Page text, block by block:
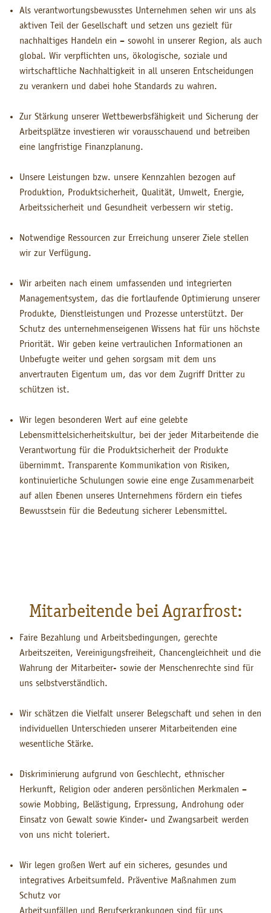
Als verantwortungsbewusstes Unternehmen sehen wir uns als
aktiven Teil der Gesellschaft und setzen uns gezielt für
nachhaltiges Handeln ein – sowohl in unserer Region, als auch
global. Wir verpflichten uns, ökologische, soziale und
wirtschaftliche Nachhaltigkeit in all unseren Entscheidungen
zu verankern und dabei hohe Standards zu wahren.
Zur Stärkung unserer Wettbewerbsfähigkeit und Sicherung der
Arbeitsplätze investieren wir vorausschauend und betreiben
eine langfristige Finanzplanung.
Unsere Leistungen bzw. unsere Kennzahlen bezogen auf
Produktion, Produktsicherheit, Qualität, Umwelt, Energie,
Arbeitssicherheit und Gesundheit verbessern wir stetig.
Notwendige Ressourcen zur Erreichung unserer Ziele stellen
wir zur Verfügung.
Wir arbeiten nach einem umfassenden und integrierten
Managementsystem, das die fortlaufende Optimierung unserer
Produkte, Dienstleistungen und Prozesse unterstützt. Der
Schutz des unternehmenseigenen Wissens hat für uns höchste
Priorität. Wir geben keine vertraulichen Informationen an
Unbefugte weiter und gehen sorgsam mit dem uns
anvertrauten Eigentum um, das vor dem Zugriff Dritter zu
schützen ist.
Wir legen besonderen Wert auf eine gelebte
Lebensmittelsicherheitskultur, bei der jeder Mitarbeitende die
Verantwortung für die Produktsicherheit der Produkte
übernimmt. Transparente Kommunikation von Risiken,
kontinuierliche Schulungen sowie eine enge Zusammenarbeit
auf allen Ebenen unseres Unternehmens fördern ein tiefes
Bewusstsein für die Bedeutung sicherer Lebensmittel.
Mitarbeitende bei Agrarfrost:
Faire Bezahlung und Arbeitsbedingungen, gerechte
Arbeitszeiten, Vereinigungsfreiheit, Chancengleichheit und die
Wahrung der Mitarbeiter- sowie der Menschenrechte sind für
uns selbstverständlich.
Wir schätzen die Vielfalt unserer Belegschaft und sehen in den
individuellen Unterschieden unserer Mitarbeitenden eine
wesentliche Stärke.
Diskriminierung aufgrund von Geschlecht, ethnischer
Herkunft, Religion oder anderen persönlichen Merkmalen –
sowie Mobbing, Belästigung, Erpressung, Androhung oder
Einsatz von Gewalt sowie Kinder- und Zwangsarbeit werden
von uns nicht toleriert.
Wir legen großen Wert auf ein sicheres, gesundes und
integratives Arbeitsumfeld. Präventive Maßnahmen zum
Schutz vor